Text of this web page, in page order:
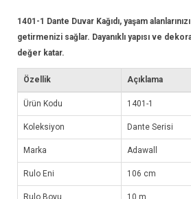
1401-1 Dante Duvar Kağıdı, yaşam
getirmenizi sağlar. Dayanıklı yapısı ve
değer katar.
Özellik Açıklama
Ürün Kodu 1401-1
Koleksiyon Dante Serisi
Marka Adawall
Rulo Eni 106 cm
Rulo Boyu 10 m